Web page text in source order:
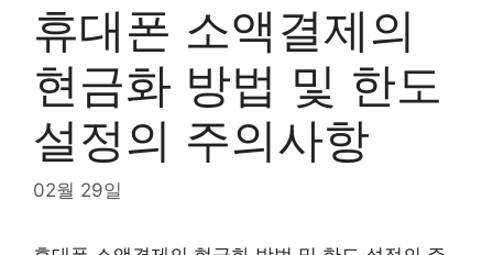
휴대폰 소액결제의
현금화 방법 및 한도
설정의 주의사항
02월 29일